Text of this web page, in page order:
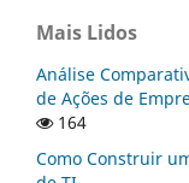
Mais Lidos
Análise
de Ações de
164
Como Construir